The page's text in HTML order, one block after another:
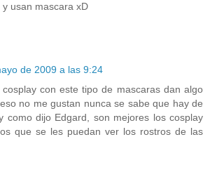
usan mascara xD
de 2009 a las 9:24
con este tipo de mascaras dan algo
no me gustan nunca se sabe que hay de
como dijo Edgard, son mejores los cosplay
que se les puedan ver los rostros de las